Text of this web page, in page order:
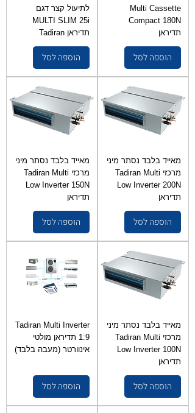
Multi Cassette
Compact 180N
תדיראן
הוספה לסל
לתיעול קצר דגם
MULTI SLIM 25i
תדיראן Tadiran
הוספה לסל
מאייד בלבד נסתר מיני
מרכזי Tadiran Multi
Low Inverter 200N
תדיראן
הוספה לסל
מאייד בלבד נסתר מיני
מרכזי Tadiran Multi
Low Inverter 150N
תדיראן
הוספה לסל
מאייד בלבד נסתר מיני
מרכזי Tadiran Multi
Low Inverter 100N
תדיראן
הוספה לסל
Tadiran Multi Inverter
1:9 תדיראן מולטי
אינוורטר (מעבה בלבד)
הוספה לסל